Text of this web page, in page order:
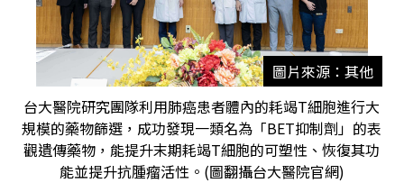
圖片來源：其他
台大醫院研究團隊利用肺癌患者體內的耗竭T細胞進行大
規模的藥物篩選，成功發現一類名為「BET抑制劑」的表
觀遺傳藥物，能提升末期耗竭T細胞的可塑性、恢復其功
能並提升抗腫瘤活性。(圖翻攝台大醫院官網)